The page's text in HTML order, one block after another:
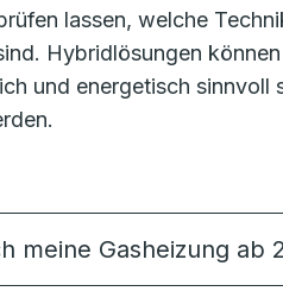
lassen, welche
Hybridlösungen
und energetisch sinnvoll
meine Gasheizung ab